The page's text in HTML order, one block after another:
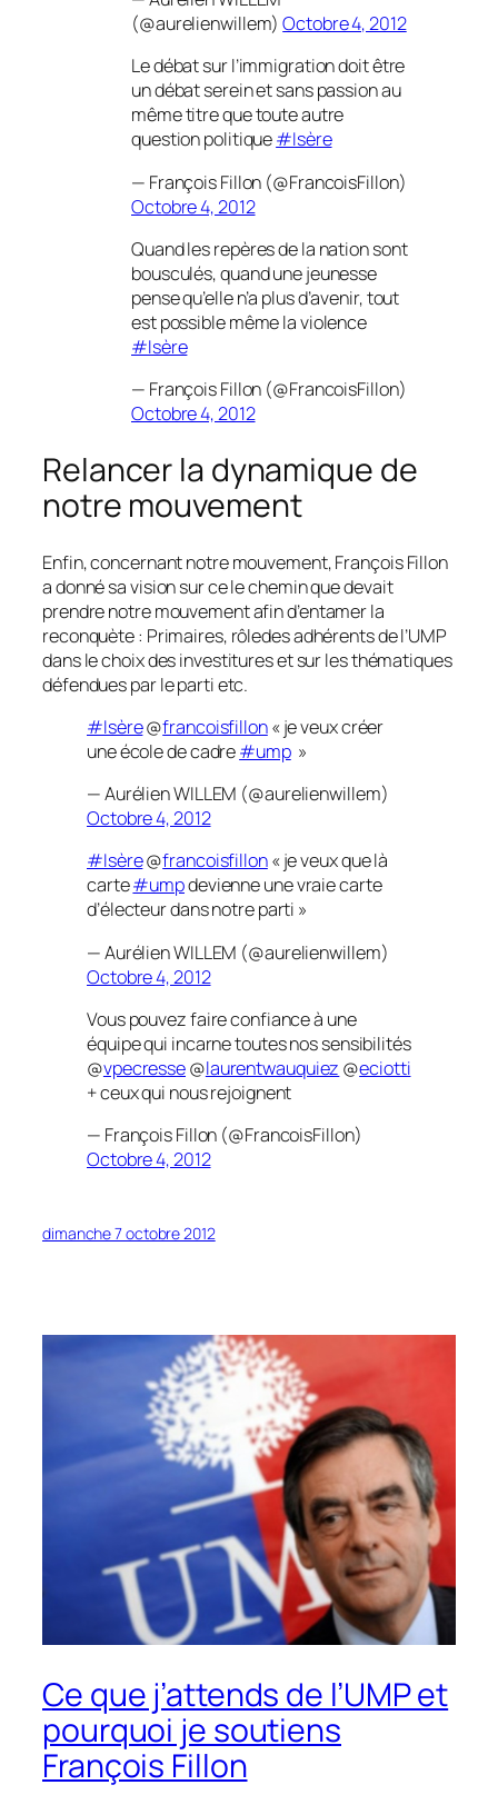
(@aurelienwillem)Octobre 4, 2012
Le débat sur l’immigration doit être
un débat serein et sans passion au
même titre que toute autre
question politique#Isère
— François Fillon (@FrancoisFillon)
Octobre 4, 2012
Quand les repères de la nation sont
bousculés, quand une jeunesse
pense qu’elle n’a plus d’avenir, tout
est possible même la violence
#Isère
— François Fillon (@FrancoisFillon)
Octobre 4, 2012
Relancer la dynamique de
notre mouvement
Enfin, concernant notre mouvement, François Fillon
a donné sa vision sur ce le chemin que devait
prendre notre mouvement afin d’entamer la
reconquète : Primaires, rôledes adhérents de l’UMP
dans le choix des investitures et sur les thématiques
défendues par le parti etc.
#Isère@francoisfillon« je veux créer
une école de cadre#ump»
— Aurélien WILLEM (@aurelienwillem)
Octobre 4, 2012
#Isère@francoisfillon« je veux que là
carte#umpdevienne une vraie carte
d’électeur dans notre parti »
— Aurélien WILLEM (@aurelienwillem)
Octobre 4, 2012
Vous pouvez faire confiance à une
équipe qui incarne toutes nos sensibilités
@vpecresse@laurentwauquiez @eciotti
+ ceux qui nous rejoignent
— François Fillon (@FrancoisFillon)
Octobre 4, 2012
dimanche 7 octobre 2012
Ce que j’attends de l’UMP et
pourquoi je soutiens
François Fillon